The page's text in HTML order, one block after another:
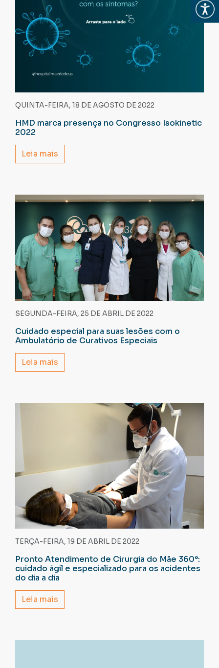
Abrir
QUINTA-FEIRA, 18 DE AGOSTO DE 2022
HMD marca presença no Congresso Isokinetic
2022
Leia mais
SEGUNDA-FEIRA, 25 DE ABRIL DE 2022
Cuidado especial para suas lesões com o
Ambulatório de Curativos Especiais
Leia mais
TERÇA-FEIRA, 19 DE ABRIL DE 2022
Pronto Atendimento de Cirurgia do Mãe 360°:
cuidado ágil e especializado para os acidentes
do dia a dia
Leia mais